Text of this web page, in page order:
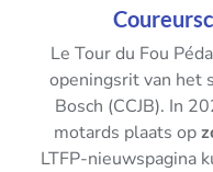
Le Tour du Fou
openingsrit van het
Bosch (CCJB). In
motards plaats op
LTFP-nieuwspagina